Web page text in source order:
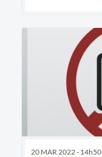
20 MAR 2022 - 14h50